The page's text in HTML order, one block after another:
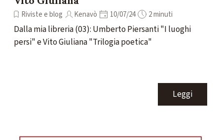
Riviste e blog Kenavò 10/07/24 2 minuti
Dalla mia libreria (03): Umberto Piersanti "I luoghi
persi" e Vito Giuliana "Trilogia poetica"
Leggi